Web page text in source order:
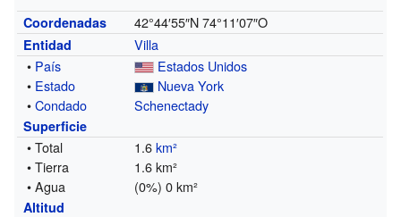
Coordenadas 42°44′55″N 74°11′07″O
Entidad
Villa
• País
Estados Unidos
• Estado
Nueva York
•Condado Schenectady
Superficie
• Total 1.6km²
• Tierra
1.6 km²
• Agua
(0%) 0 km²
Altitud